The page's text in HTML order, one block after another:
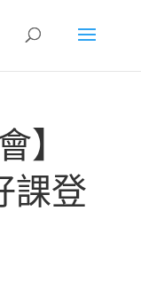
】
課登